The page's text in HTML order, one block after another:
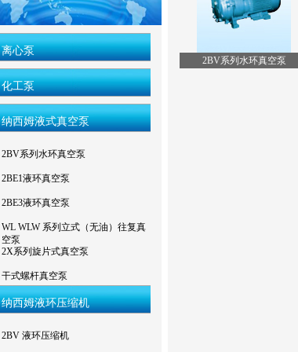
离心泵
化工泵
纳西姆液式真空泵
2BV系列水环真空泵
2BE1液环真空泵
2BE3液环真空泵
WL WLW 系列立式（无油）往复真
空泵
2X系列旋片式真空泵
干式螺杆真空泵
纳西姆液环压缩机
2BV 液环压缩机
2BV系列水环真空泵